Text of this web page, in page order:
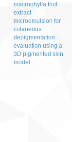
macrophylla fruit
extract
microemulsion for
cutaneous
depigmentation :
evaluation using a
3D pigmented skin
model